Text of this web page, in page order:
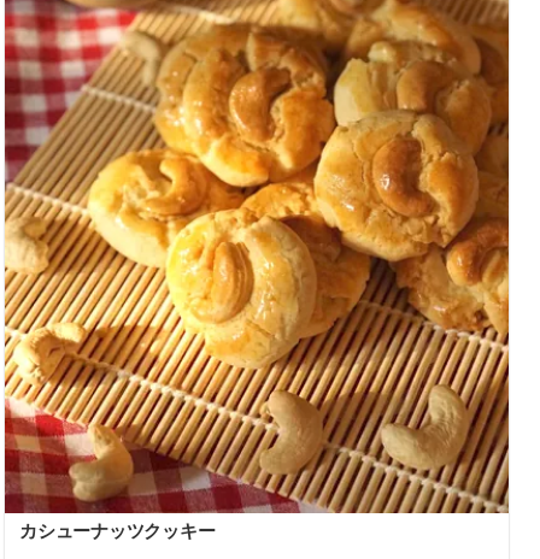
カシューナッツクッキー